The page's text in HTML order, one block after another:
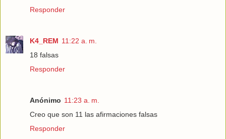
Responder
K4_REM 11:22 a. m.
18 falsas
Responder
Anónimo 11:23 a. m.
Creo que son 11 las afirmaciones falsas
Responder